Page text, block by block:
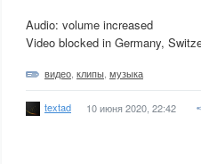
Audio: volume increased
Video blocked in Germany,
видео клипы музыка
textad 10 июня 2020, 22:42